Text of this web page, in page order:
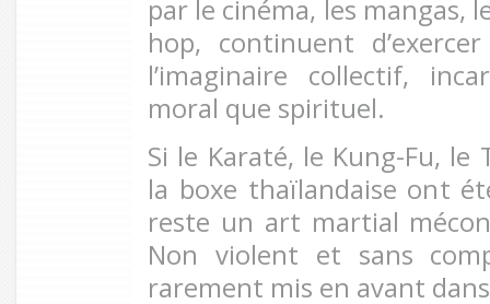
par le cinéma, les mangas,
hop, continuent
l’imaginaire collectif,
moral que spirituel.
Si le Karaté, le Kung-Fu, le
la boxe thaïlandaise ont
reste un art martial
Non violent et sans
rarement mis en avant